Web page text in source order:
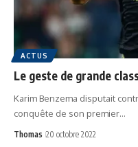
ACTUS
Le geste de grande
Karim Benzema disputait
conquête de son premier…
Thomas 20 octobre 2022